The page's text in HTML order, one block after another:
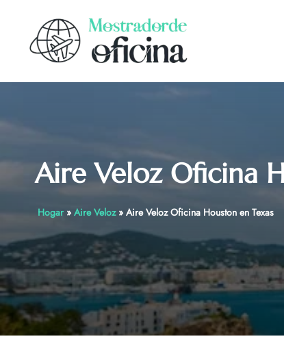
content
Aire Veloz Oficina
Hogar» Aire Veloz» Aire Veloz Oficina Houston en Texas